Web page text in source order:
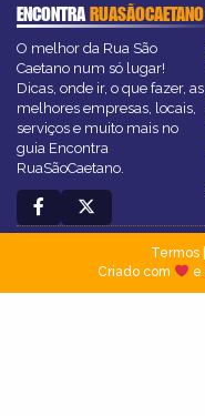
ENCONTRARUASÃOCAETANO
O melhor da Rua São
Caetano num só lugar!
Dicas, onde ir, o que fazer, as
melhores empresas, locais,
serviços e muito mais no
guia Encontra
RuaSãoCaetano.
Termos|
Criado com
e